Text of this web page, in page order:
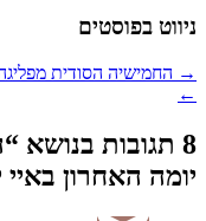
ניווט בפוסטים
→החמישיה הסודית מפליגה
←
8 תגובות בנושא “
יומה האחרון באיי